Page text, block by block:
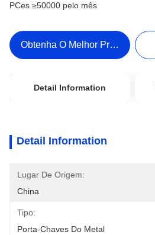
PCes ≥50000 pelo mês
Obtenha O Melhor Preço
Detail Information
Detail Information
Lugar De Origem:
China
Tipo:
Porta-Chaves Do Metal